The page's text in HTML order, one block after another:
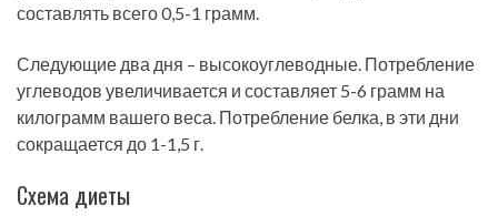
составлять всего 0,5-1 грамм.
Следующие два дня – высокоуглеводные. Потребление
углеводов увеличивается и составляет 5-6 грамм на
килограмм вашего веса. Потребление белка, в эти дни
сокращается до 1-1,5 г.
Схема диеты